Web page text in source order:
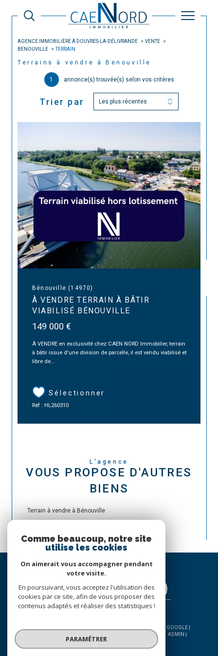
AGENCE IMMOBILIÈRE À DOUVRES-LA-DÉLIVRANDE
VENTE
BENOUVILLE
TERRAIN
Terrains à vendre à Benouville
1 annonce(s) trouvée(s) selon vos critères
Trier par Les plus récentes
Bénouville (14970)
À VENDRE TERRAIN À BÂTIR
VIABILISÉ BÉNOUVILLE
149 000 €
À VENDRE en exclusivité chez CAEN NORD Immobilier, terrain
à bâtir issue d'une division de parcelle, il est vendu viabilisé et
libre de...
Sélectionner
Réf : HL260310
L'agence
VOUS PROPOSE D'AUTRES
BIENS
Terrain à vendre à Bénouville
© 2026 | TOUS DROITS RÉSERVÉS | TRADUCTION POWERED BY GOOGLE |
PLAN DU SITE MENTIONS LÉGALES
ADMIN
NOS LIENS
POLITIQUE RGPD
Comme beaucoup, notre site
utilise les cookies
On aimerait vous accompagner pendant
votre visite.
En poursuivant, vous acceptez l'utilisation des
cookies par ce site, afin de vous proposer des
contenus adaptés et réaliser des statistiques !
PARAMÉTRER